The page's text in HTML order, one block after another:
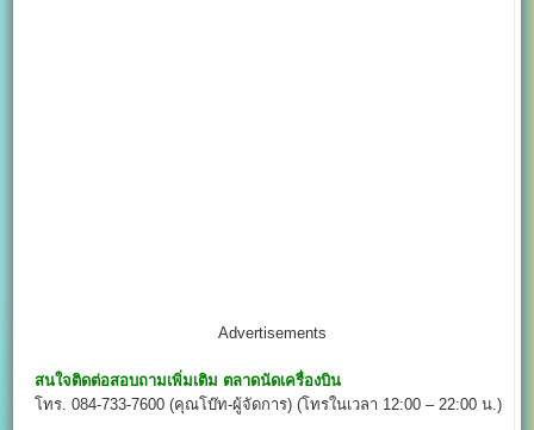
Advertisements
สนใจติดต่อสอบถามเพิ่มเติม ตลาดนัดเครื่องบิน
โทร. 084-733-7600 (คุณโบ๊ท-ผู้จัดการ) (โทรในเวลา 12:00 – 22:00 น.)